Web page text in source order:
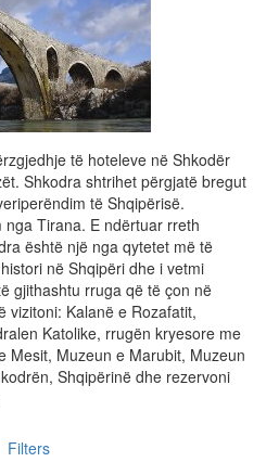
të hoteleve në Shkodër
Shkodra shtrihet përgjatë bregut
të Shqipërisë.
Tirana. E ndërtuar rreth
është një nga qytetet më të
në Shqipëri dhe i vetmi
gjithashtu rruga që të çon në
vizitoni: Kalanë e Rozafatit,
Katolike, rrugën kryesore me
Mesit, Muzeun e Marubit, Muzeun
Shqipërinë dhe rezervoni
Filters